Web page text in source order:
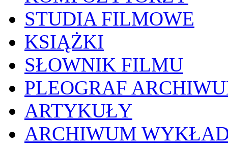
STUDIA FILMOWE
KSIĄŻKI
SŁOWNIK FILMU
PLEOGRAF
ARTYKUŁY
ARCHIWUM